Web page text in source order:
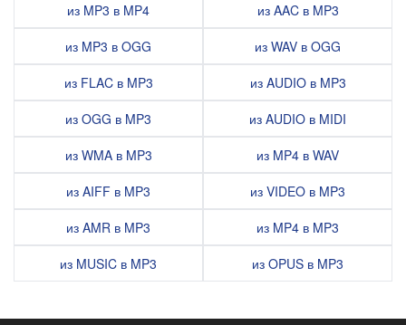
из MP3 в MP4
из MP3 в OGG
из FLAC в MP3
из OGG в MP3
из WMA в MP3
из AIFF в MP3
из AMR в MP3
из MUSIC в MP3
из AAC в MP3
из WAV в OGG
из AUDIO в MP3
из AUDIO в MIDI
из MP4 в WAV
из VIDEO в MP3
из MP4 в MP3
из OPUS в MP3